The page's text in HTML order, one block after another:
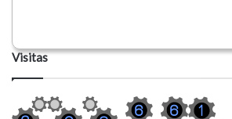
Visitas